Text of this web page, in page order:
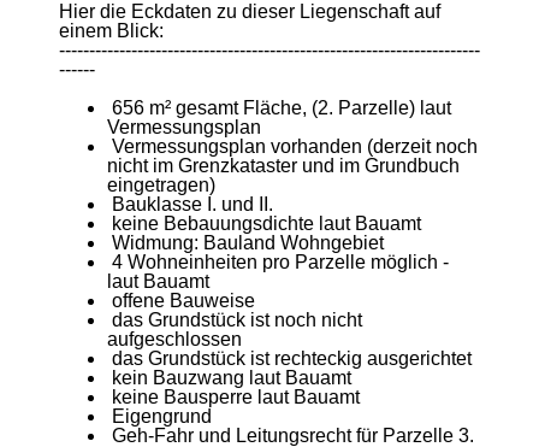
Hier die Eckdaten zu dieser Liegenschaft auf
einem Blick:
----------------------------------------------------------------------
------
656 m² gesamt Fläche, (2. Parzelle) laut
Vermessungsplan
Vermessungsplan vorhanden (derzeit noch
nicht im Grenzkataster und im Grundbuch
eingetragen)
Bauklasse I. und II.
keine Bebauungsdichte laut Bauamt
Widmung: Bauland Wohngebiet
4 Wohneinheiten pro Parzelle möglich -
laut Bauamt
offene Bauweise
das Grundstück ist noch nicht
aufgeschlossen
das Grundstück ist rechteckig ausgerichtet
kein Bauzwang laut Bauamt
keine Bausperre laut Bauamt
Eigengrund
Geh-Fahr und Leitungsrecht für Parzelle 3.